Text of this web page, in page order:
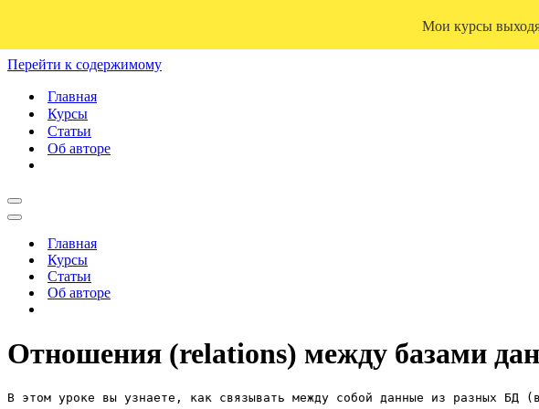
Перейти к содержимому
Главная
Курсы
Статьи
Об авторе
Меню
навигации
Меню
навигацииГлавная
Курсы
Статьи
Об авторе
Отношения (relations) между базами
В этом уроке вы узнаете, как связывать между собой данные из разных БД
Мои курсы